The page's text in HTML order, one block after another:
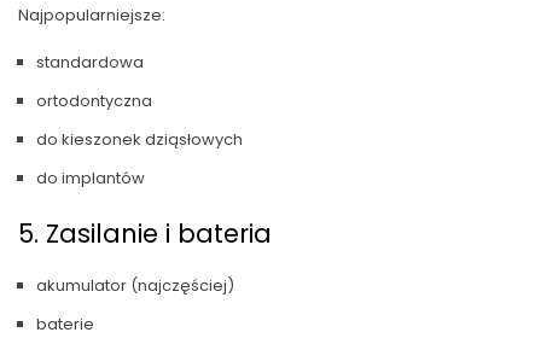
Najpopularniejsze:
standardowa
ortodontyczna
do kieszonek dziąsłowych
do implantów
5. Zasilanie i bateria
akumulator (najczęściej)
baterie